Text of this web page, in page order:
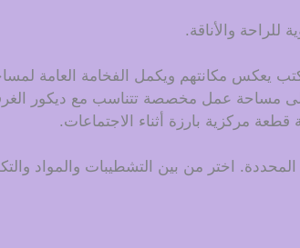
والأناقة.
مكتب يعكس مكانتهم ويكمل الفخامة العامة
مساحة عمل مخصصة تتناسب مع ديكور
مركزية بارزة أثناء الاجتماعات.
اختر من بين التشطيبات والمواد